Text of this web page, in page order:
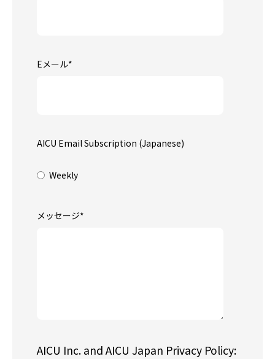
Eメール*
AICU Email Subscription (Japanese)
Weekly
メッセージ*
AICU Inc. and AICU Japan Privacy Policy: